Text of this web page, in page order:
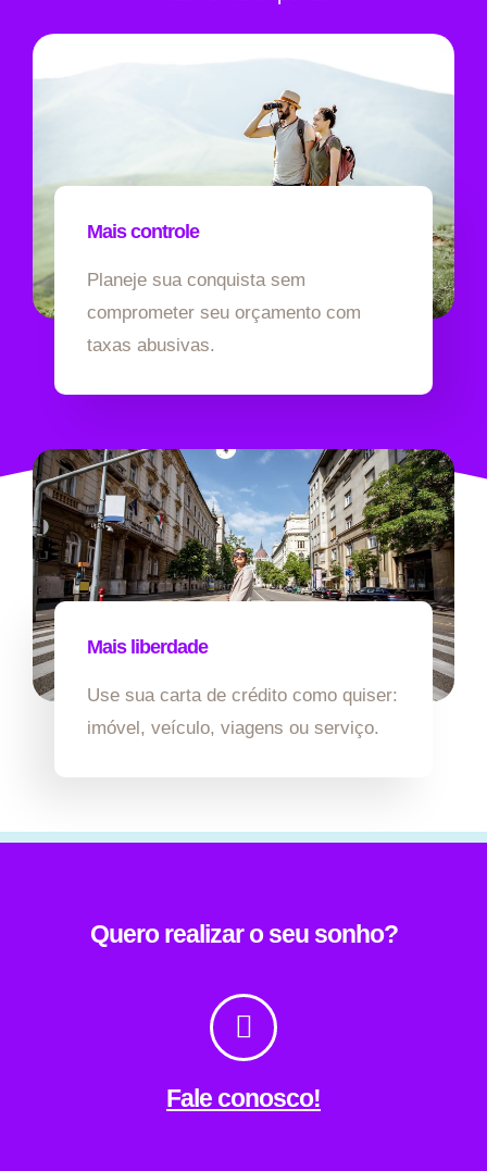
Mais controle
Planeje sua conquista sem
comprometer seu orçamento com
taxas abusivas.
Mais liberdade
Use sua carta de crédito como quiser:
imóvel, veículo, viagens ou serviço.
Quero realizar o seu sonho?
Fale conosco!